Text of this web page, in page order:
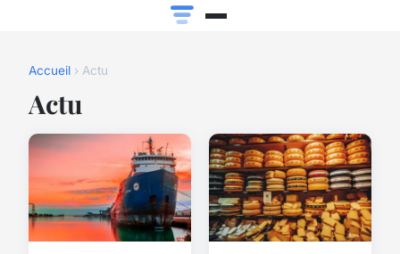
Accueil › Actu
Actu